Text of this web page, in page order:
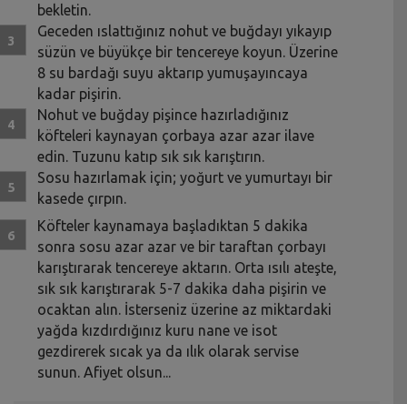
bekletin.
Geceden ıslattığınız nohut ve buğdayı yıkayıp
süzün ve büyükçe bir tencereye koyun. Üzerine
8 su bardağı suyu aktarıp yumuşayıncaya
kadar pişirin.
Nohut ve buğday pişince hazırladığınız
köfteleri kaynayan çorbaya azar azar ilave
edin. Tuzunu katıp sık sık karıştırın.
Sosu hazırlamak için; yoğurt ve yumurtayı bir
kasede çırpın.
Köfteler kaynamaya başladıktan 5 dakika
sonra sosu azar azar ve bir taraftan çorbayı
karıştırarak tencereye aktarın. Orta ısılı ateşte,
sık sık karıştırarak 5-7 dakika daha pişirin ve
ocaktan alın. İsterseniz üzerine az miktardaki
yağda kızdırdığınız kuru nane ve isot
gezdirerek sıcak ya da ılık olarak servise
sunun. Afiyet olsun...